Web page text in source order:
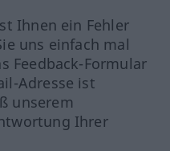
Ihnen ein Fehler
uns einfach mal
Feedback-Formular
Adresse ist
unserem
Ihrer